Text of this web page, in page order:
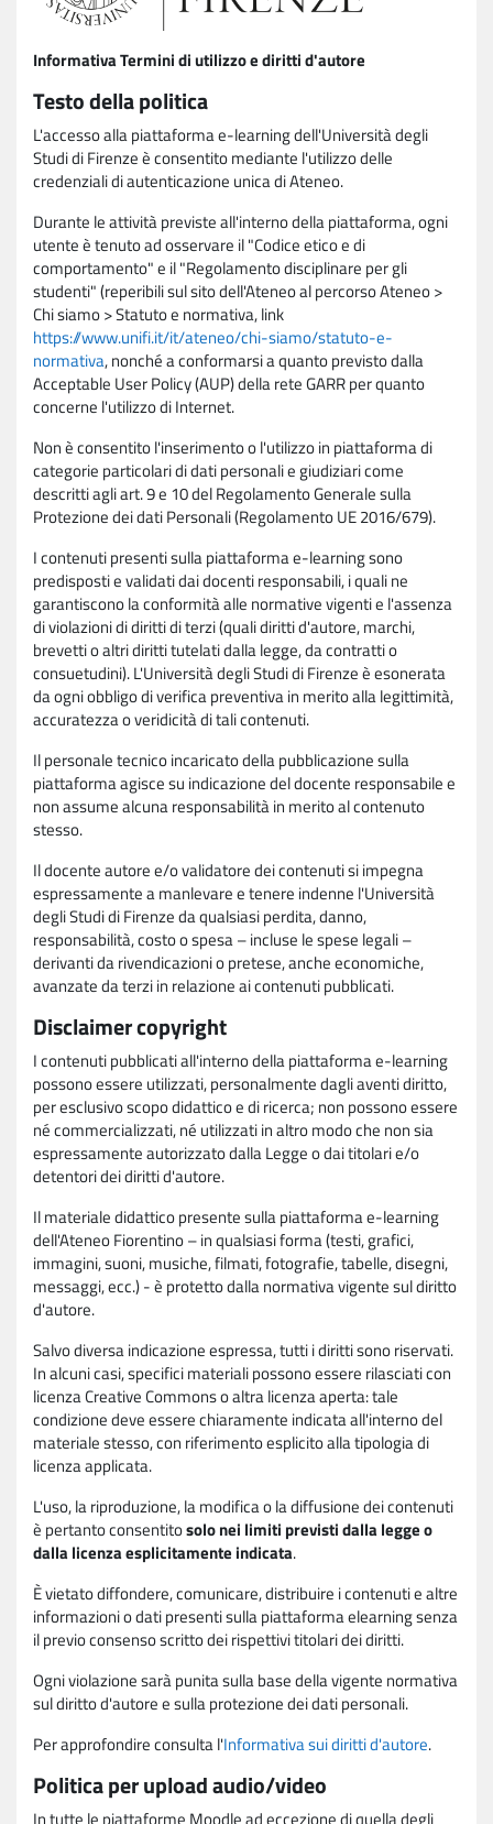
Informativa Termini di utilizzo e diritti d'autore
Testo della politica
L'accesso alla piattaforma e-learning dell'Università degli
Studi di Firenze è consentito mediante l'utilizzo delle
credenziali di autenticazione unica di Ateneo.
Durante le attività previste all'interno della piattaforma, ogni
utente è tenuto ad osservare il "Codice etico e di
comportamento" e il "Regolamento disciplinare per gli
studenti" (reperibili sul sito dell'Ateneo al percorso Ateneo >
Chi siamo > Statuto e normativa, link
https://www.unifi.it/it/ateneo/chi-siamo/statuto-e-
normativa, nonché a conformarsi a quanto previsto dalla
Acceptable User Policy (AUP) della rete GARR per quanto
concerne l'utilizzo di Internet.
Non è consentito l'inserimento o l'utilizzo in piattaforma di
categorie particolari di dati personali e giudiziari come
descritti agli art. 9 e 10 del Regolamento Generale sulla
Protezione dei dati Personali (Regolamento UE 2016/679).
I contenuti presenti sulla piattaforma e-learning sono
predisposti e validati dai docenti responsabili, i quali ne
garantiscono la conformità alle normative vigenti e l'assenza
di violazioni di diritti di terzi (quali diritti d'autore, marchi,
brevetti o altri diritti tutelati dalla legge, da contratti o
consuetudini). L'Università degli Studi di Firenze è esonerata
da ogni obbligo di verifica preventiva in merito alla legittimità,
accuratezza o veridicità di tali contenuti.
Il personale tecnico incaricato della pubblicazione sulla
piattaforma agisce su indicazione del docente responsabile e
non assume alcuna responsabilità in merito al contenuto
stesso.
Il docente autore e/o validatore dei contenuti si impegna
espressamente a manlevare e tenere indenne l'Università
degli Studi di Firenze da qualsiasi perdita, danno,
responsabilità, costo o spesa – incluse le spese legali –
derivanti da rivendicazioni o pretese, anche economiche,
avanzate da terzi in relazione ai contenuti pubblicati.
Disclaimer copyright
I contenuti pubblicati all'interno della piattaforma e-learning
possono essere utilizzati, personalmente dagli aventi diritto,
per esclusivo scopo didattico e di ricerca; non possono essere
né commercializzati, né utilizzati in altro modo che non sia
espressamente autorizzato dalla Legge o dai titolari e/o
detentori dei diritti d'autore.
Il materiale didattico presente sulla piattaforma e-learning
dell'Ateneo Fiorentino – in qualsiasi forma (testi, grafici,
immagini, suoni, musiche, filmati, fotografie, tabelle, disegni,
messaggi, ecc.) - è protetto dalla normativa vigente sul diritto
d'autore.
Salvo diversa indicazione espressa, tutti i diritti sono riservati.
In alcuni casi, specifici materiali possono essere rilasciati con
licenza Creative Commons o altra licenza aperta: tale
condizione deve essere chiaramente indicata all'interno del
materiale stesso, con riferimento esplicito alla tipologia di
licenza applicata.
L'uso, la riproduzione, la modifica o la diffusione dei contenuti
è pertanto consentitosolo nei limiti previsti dalla legge o
dalla licenza esplicitamente indicata.
È vietato diffondere, comunicare, distribuire i contenuti e altre
informazioni o dati presenti sulla piattaforma elearning senza
il previo consenso scritto dei rispettivi titolari dei diritti.
Ogni violazione sarà punita sulla base della vigente normativa
sul diritto d'autore e sulla protezione dei dati personali.
Per approfondire consulta l'Informativa sui diritti d'autore.
Politica per upload audio/video
In tutte le piattaforme Moodle ad eccezione di quella degli